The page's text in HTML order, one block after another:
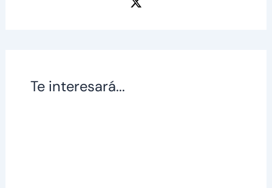
Te interesará...